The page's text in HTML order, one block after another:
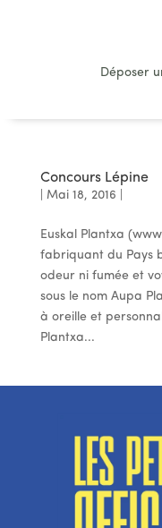
Déposer
Concours Lépine
Mai 18, 2016
Euskal Plantxa
fabriquant du Pays
odeur ni fumée et
sous le nom Aupa
à oreille et
Plantxa...